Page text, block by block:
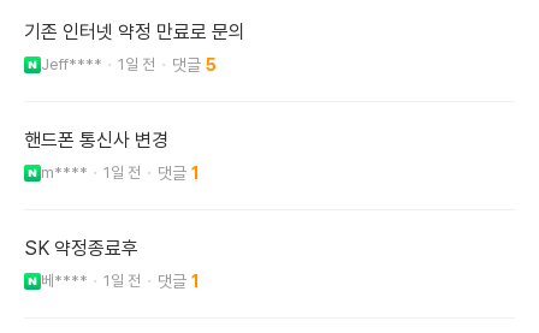
기존 인터넷 약정 만료로 문의
Jeff**** 1일 전 5
핸드폰 통신사 변경
m**** 1일 전 1
SK 약정종료후
베**** 1일 전 1